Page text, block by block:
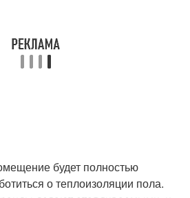
будет полностью
о теплоизоляции пола.